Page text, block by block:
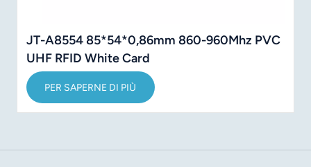
JT-A8554 85*54*0,86mm 860-960Mhz PVC
UHF RFID White Card
PER SAPERNE DI PIÙ